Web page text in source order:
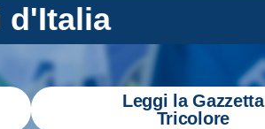
d'Italia
Leggi la Gazzetta
Tricolore